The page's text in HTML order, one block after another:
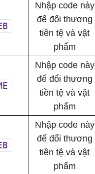
Nhập code này
để đổi thương
tiền tệ và vật
phẩm
Nhập code này
để đổi thương
tiền tệ và vật
phẩm
Nhập code này
để đổi thương
tiền tệ và vật
phẩm